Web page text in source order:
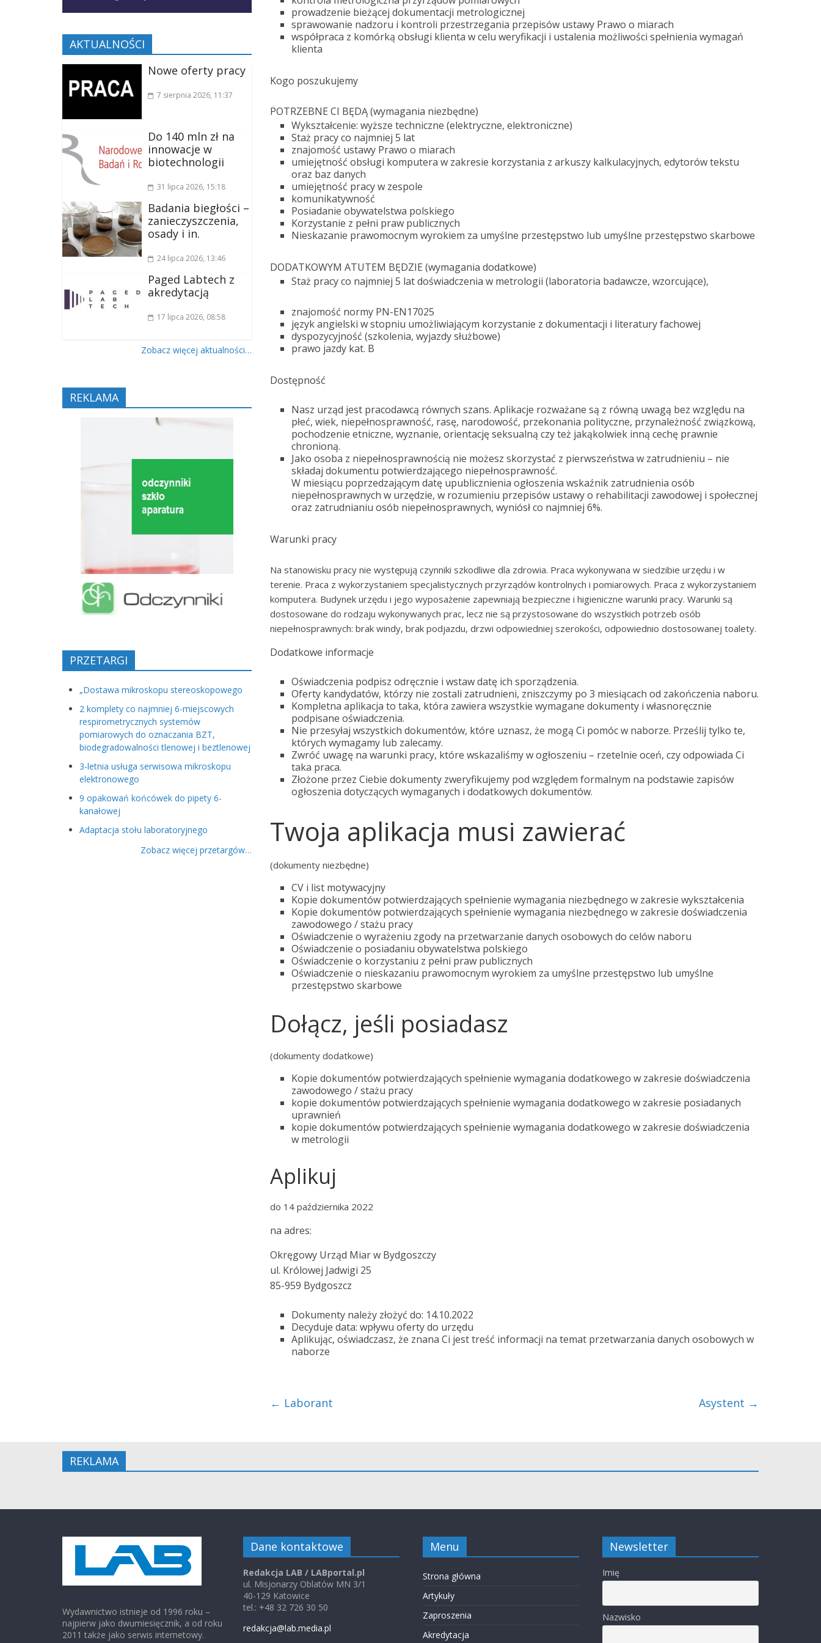
prowadzenie bieżącej dokumentacji metrologicznej
sprawowanie nadzoru i kontroli przestrzegania przepisów ustawy Prawo o miarach
współpraca z komórką obsługi klienta w celu weryfikacji i ustalenia możliwości spełnienia wymagań
klienta
Kogo poszukujemy
POTRZEBNE CI BĘDĄ(wymagania niezbędne)
Wykształcenie: wyższe techniczne (elektryczne, elektroniczne)
Staż pracy co najmniej 5 lat
znajomość ustawy Prawo o miarach
umiejętność obsługi komputera w zakresie korzystania z arkuszy kalkulacyjnych, edytorów tekstu
oraz baz danych
umiejętność pracy w zespole
komunikatywność
Posiadanie obywatelstwa polskiego
Korzystanie z pełni praw publicznych
Nieskazanie prawomocnym wyrokiem za umyślne przestępstwo lub umyślne przestępstwo skarbowe
DODATKOWYM ATUTEM BĘDZIE (wymagania dodatkowe)
Staż pracy co najmniej 5 lat doświadczenia w metrologii (laboratoria badawcze, wzorcujące),
znajomość normy PN-EN17025
język angielski w stopniu umożliwiającym korzystanie z dokumentacji i literatury fachowej
dyspozycyjność (szkolenia, wyjazdy służbowe)
prawo jazdy kat. B
Dostępność
Nasz urząd jest pracodawcą równych szans. Aplikacje rozważane są z równą uwagą bez względu na
płeć, wiek, niepełnosprawność, rasę, narodowość, przekonania polityczne, przynależność związkową,
pochodzenie etniczne, wyznanie, orientację seksualną czy też jakąkolwiek inną cechę prawnie
chronioną.
Jako osoba z niepełnosprawnością nie możesz skorzystać z pierwszeństwa w zatrudnieniu – nie
składaj dokumentu potwierdzającego niepełnosprawność.
W miesiącu poprzedzającym datę upublicznienia ogłoszenia wskaźnik zatrudnienia osób
niepełnosprawnych w urzędzie, w rozumieniu przepisów ustawy o rehabilitacji zawodowej i społecznej
oraz zatrudnianiu osób niepełnosprawnych, wyniósł co najmniej 6%.
Warunki pracy
Na stanowisku pracy nie występują czynniki szkodliwe dla zdrowia. Praca wykonywana w siedzibie urzędu i w
terenie. Praca z wykorzystaniem specjalistycznych przyrządów kontrolnych i pomiarowych. Praca z wykorzystaniem
komputera. Budynek urzędu i jego wyposażenie zapewniają bezpieczne i higieniczne warunki pracy. Warunki są
dostosowane do rodzaju wykonywanych prac, lecz nie są przystosowane do wszystkich potrzeb osób
niepełnosprawnych: brak windy, brak podjazdu, drzwi odpowiedniej szerokości, odpowiednio dostosowanej toalety.
Dodatkowe informacje
Oświadczenia podpisz odręcznie i wstaw datę ich sporządzenia.
Oferty kandydatów, którzy nie zostali zatrudnieni, zniszczymy po 3 miesiącach od zakończenia naboru.
Kompletna aplikacja to taka, która zawiera wszystkie wymagane dokumenty i własnoręcznie
podpisane oświadczenia.
Nie przesyłaj wszystkich dokumentów, które uznasz, że mogą Ci pomóc w naborze. Prześlij tylko te,
których wymagamy lub zalecamy.
Zwróć uwagę na warunki pracy, które wskazaliśmy w ogłoszeniu – rzetelnie oceń, czy odpowiada Ci
taka praca.
Złożone przez Ciebie dokumenty zweryfikujemy pod względem formalnym na podstawie zapisów
ogłoszenia dotyczących wymaganych i dodatkowych dokumentów.
Twoja aplikacja musi zawierać
(dokumenty niezbędne)
CV i list motywacyjny
Kopie dokumentów potwierdzających spełnienie wymagania niezbędnego w zakresie wykształcenia
Kopie dokumentów potwierdzających spełnienie wymagania niezbędnego w zakresie doświadczenia
zawodowego / stażu pracy
Oświadczenie o wyrażeniu zgody na przetwarzanie danych osobowych do celów naboru
Oświadczenie o posiadaniu obywatelstwa polskiego
Oświadczenie o korzystaniu z pełni praw publicznych
Oświadczenie o nieskazaniu prawomocnym wyrokiem za umyślne przestępstwo lub umyślne
przestępstwo skarbowe
Dołącz, jeśli posiadasz
(dokumenty dodatkowe)
Kopie dokumentów potwierdzających spełnienie wymagania dodatkowego w zakresie doświadczenia
zawodowego / stażu pracy
kopie dokumentów potwierdzających spełnienie wymagania dodatkowego w zakresie posiadanych
uprawnień
kopie dokumentów potwierdzających spełnienie wymagania dodatkowego w zakresie doświadczenia
w metrologii
Aplikuj
do 14 października 2022
na adres:
Okręgowy Urząd Miar w Bydgoszczy
ul. Królowej Jadwigi 25
85-959 Bydgoszcz
Dokumenty należy złożyć do: 14.10.2022
Decyduje data: wpływu oferty do urzędu
Aplikując, oświadczasz, że znana Ci jest treść informacji na temat przetwarzania danych osobowych w
naborze
← Laborant Asystent →
AKTUALNOŚCI
Nowe oferty pracy
7 sierpnia 2026, 11:37
Do 140 mln zł na
innowacje w
biotechnologii
31 lipca 2026, 15:18
Badania biegłości –
zanieczyszczenia,
osady i in.
24 lipca 2026, 13:46
Paged Labtech z
akredytacją
17 lipca 2026, 08:58
Zobacz więcej aktualności…
REKLAMA
PRZETARGI
„Dostawa mikroskopu stereoskopowego
2 komplety co najmniej 6-miejscowych
respirometrycznych systemów
pomiarowych do oznaczania BZT,
biodegradowalności tlenowej i beztlenowej
3-letnia usługa serwisowa mikroskopu
elektronowego
9 opakowań końcówek do pipety 6-
kanałowej
Adaptacja stołu laboratoryjnego
Zobacz więcej przetargów…
REKLAMA
Wydawnictwo istnieje od 1996 roku –
najpierw jako dwumiesięcznik, a od roku
2011 także jako serwis internetowy.
Dane kontaktowe
Redakcja LAB / LABportal.pl
ul. Misjonarzy Oblatów MN 3/1
40-129 Katowice
tel.: +48 32 726 30 50
redakcja@lab.media.pl
Menu
Strona główna
Artykuły
Zaproszenia
Akredytacja
Newsletter
Imię
Nazwisko